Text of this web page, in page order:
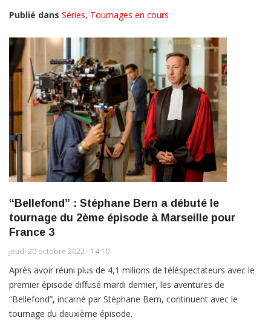
Publié dans Séries, Tournages en cours
“Bellefond” : Stéphane Bern a débuté le
tournage du 2ème épisode à Marseille pour
France 3
jeudi 20 octobre 2022 - 14:10
Après avoir réuni plus de 4,1 milions de téléspectateurs avec le
premier épisode diffusé mardi dernier, les aventures de
“Bellefond”, incarné par Stéphane Bern, continuent avec le
tournage du deuxième épisode.